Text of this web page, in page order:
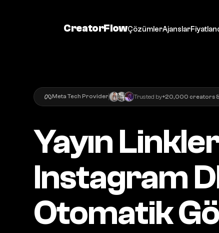
CreatorFlowÇözümlerAjanslar
Meta Tech Provider Trusted by+20,000 creators
Yayın
Instagram
Otomatik